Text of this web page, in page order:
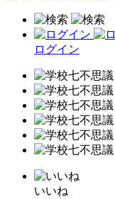
ログイン
いいね